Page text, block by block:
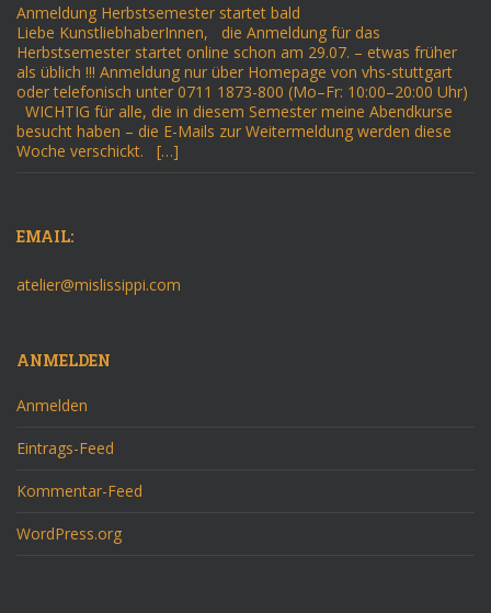
Anmeldung Herbstsemester startet bald
Liebe KunstliebhaberInnen, die Anmeldung für das
Herbstsemester startet online schon am 29.07. – etwas früher
als üblich !!! Anmeldung nur über Homepage von vhs-stuttgart
oder telefonisch unter 0711 1873-800 (Mo–Fr: 10:00–20:00 Uhr)
WICHTIG für alle, die in diesem Semester meine Abendkurse
besucht haben – die E-Mails zur Weitermeldung werden diese
Woche verschickt. […]
EMAIL:
atelier@mislissippi.com
ANMELDEN
Anmelden
Eintrags-Feed
Kommentar-Feed
WordPress.org